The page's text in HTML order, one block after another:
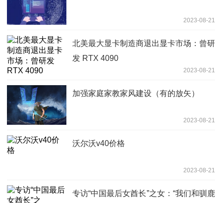
2023-08-21
北美最大显卡制造商退出显卡市场：曾研
发 RTX 4090
2023-08-21
加强家庭家教家风建设（有的放矢）
2023-08-21
沃尔沃v40价格
2023-08-21
专访“中国最后女酋长”之女：“我们和驯鹿